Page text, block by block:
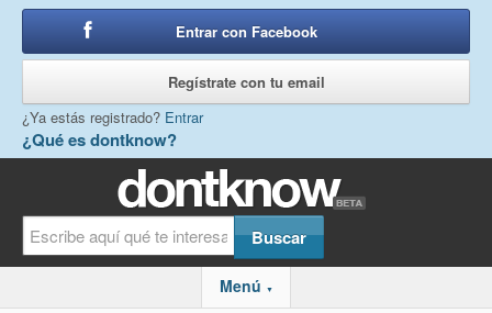
¿Qué es dontknow?
Entrar con Facebook
Regístrate con tu email
¿Ya estás registrado? Entrar
Menú ▼